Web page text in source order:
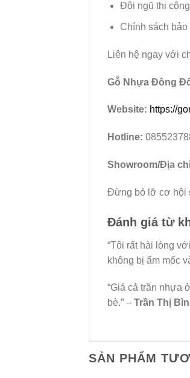
Đội ngũ thi
Chính sách
Liên hệ ngay với
Gỗ Nhựa Đông
Website: https://
Hotline:
Showroom/Địa
Đừng bỏ lỡ cơ hội
Đánh giá từ
“Tôi rất hài lòng
không bị ẩm mốc
“Giá cả trần nhựa
bè.” – Trần Thị
SẢN PHẨM